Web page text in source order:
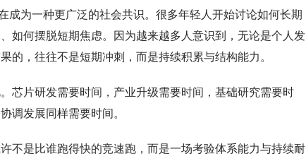
成为一种更广泛的社会共识。很多年轻人开始讨论如何长期
如何摆脱短期焦虑。因为越来越多人意识到，无论是个人发
的，往往不是短期冲刺，而是持续积累与结构能力。
芯片研发需要时间，产业升级需要时间，基础研究需要时
调发展同样需要时间。
不是比谁跑得快的竞速跑，而是一场考验体系能力与持续耐